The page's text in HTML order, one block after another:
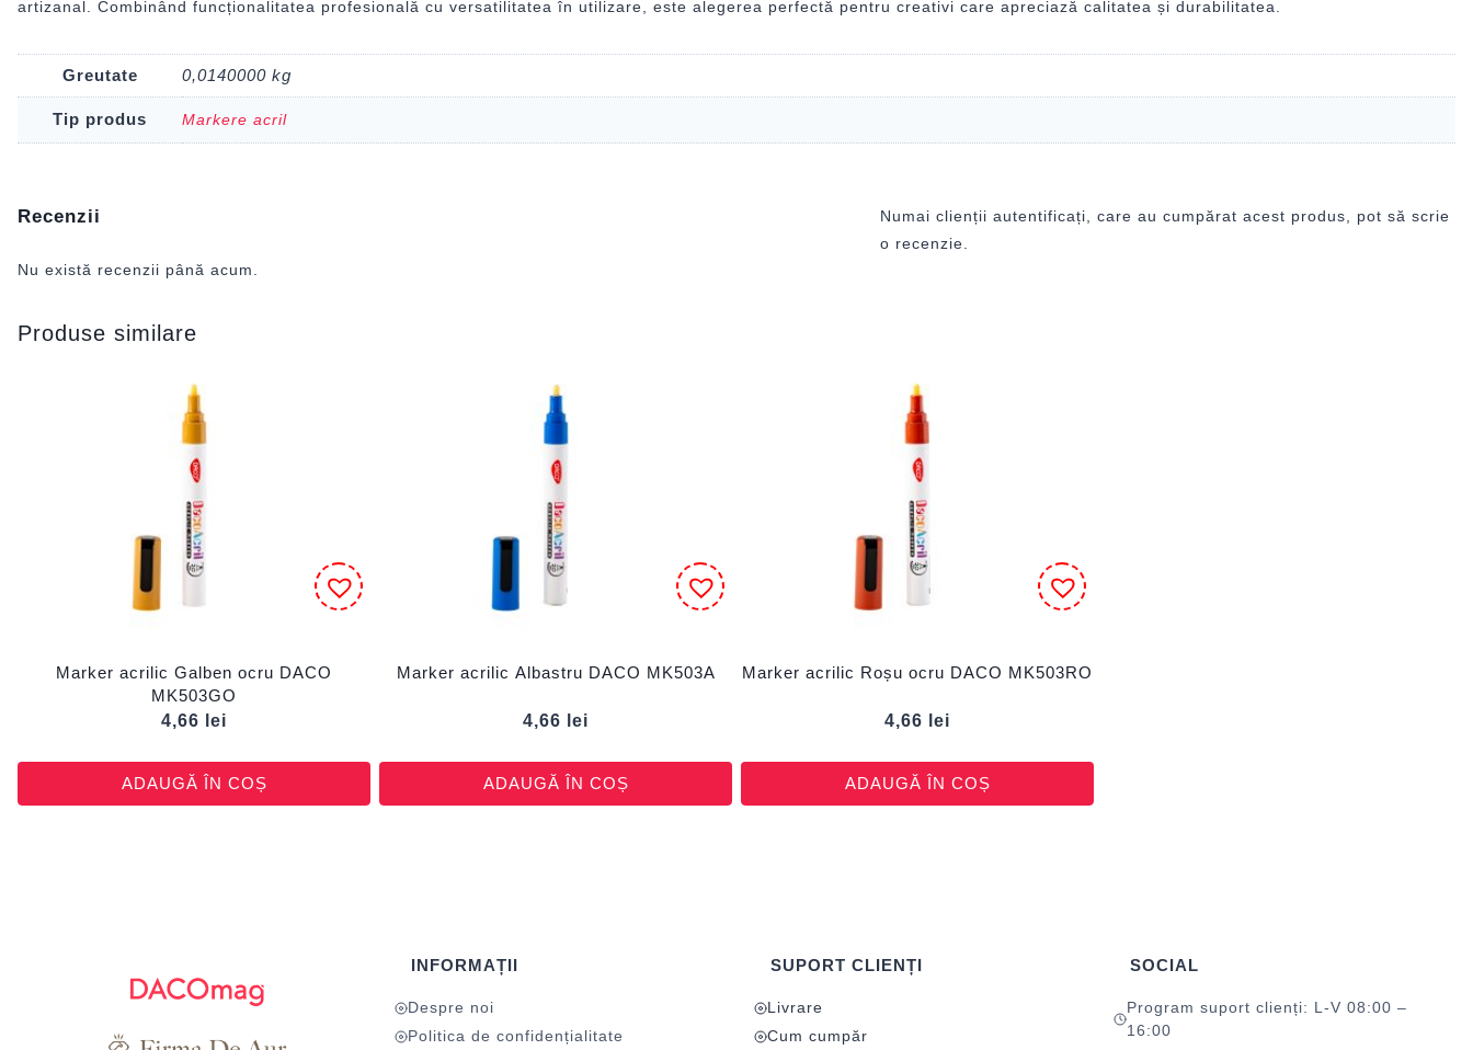
artizanal. Combinând funcționalitatea profesională cu versatilitatea în utilizare, este alegerea perfectă pentru creativi care apreciază calitatea și durabilitatea.
Greutate 0,0140000 kg
Tip produs Markere acril
Recenzii
Nu există recenzii până acum.
Numai clienții autentificați, care au cumpărat acest produs, pot să scrie
o recenzie.
Produse similare
Marker acrilic Galben ocru DACO
MK503GO
4,66
lei
ADAUGĂ ÎN COȘ
Marker acrilic Albastru DACO MK503A
4,66 lei
ADAUGĂ ÎN COȘ
Marker acrilic Roșu ocru DACO MK503RO
4,66 lei
ADAUGĂ ÎN COȘ
INFORMAȚII
Despre noi
Politica de confidențialitate
SUPORT CLIENȚI
Livrare
Cum cumpăr
SOCIAL
Program suport clienți: L-V 08:00 –
16:00